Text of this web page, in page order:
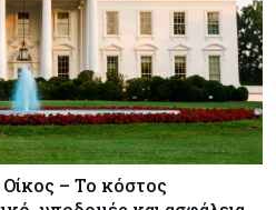
– Το κόστος